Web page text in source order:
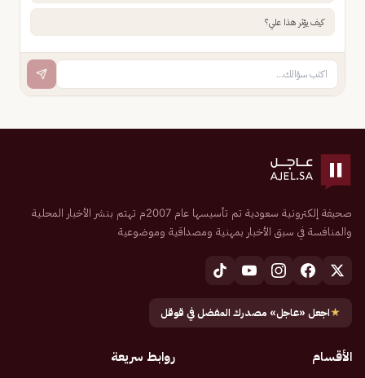
كيف يؤثر هذا علي؟
صحيفة إلكترونية سعودية تم تأسيسها عام 2007م تهتم بنشر الأخبار المحلية
والمنافسة في سبق الأخبار بمهنية ومصداقية وموضوعية
★اجعل «عاجل» مصدرك المفضل في قوقل
الأقسام روابط سريعة